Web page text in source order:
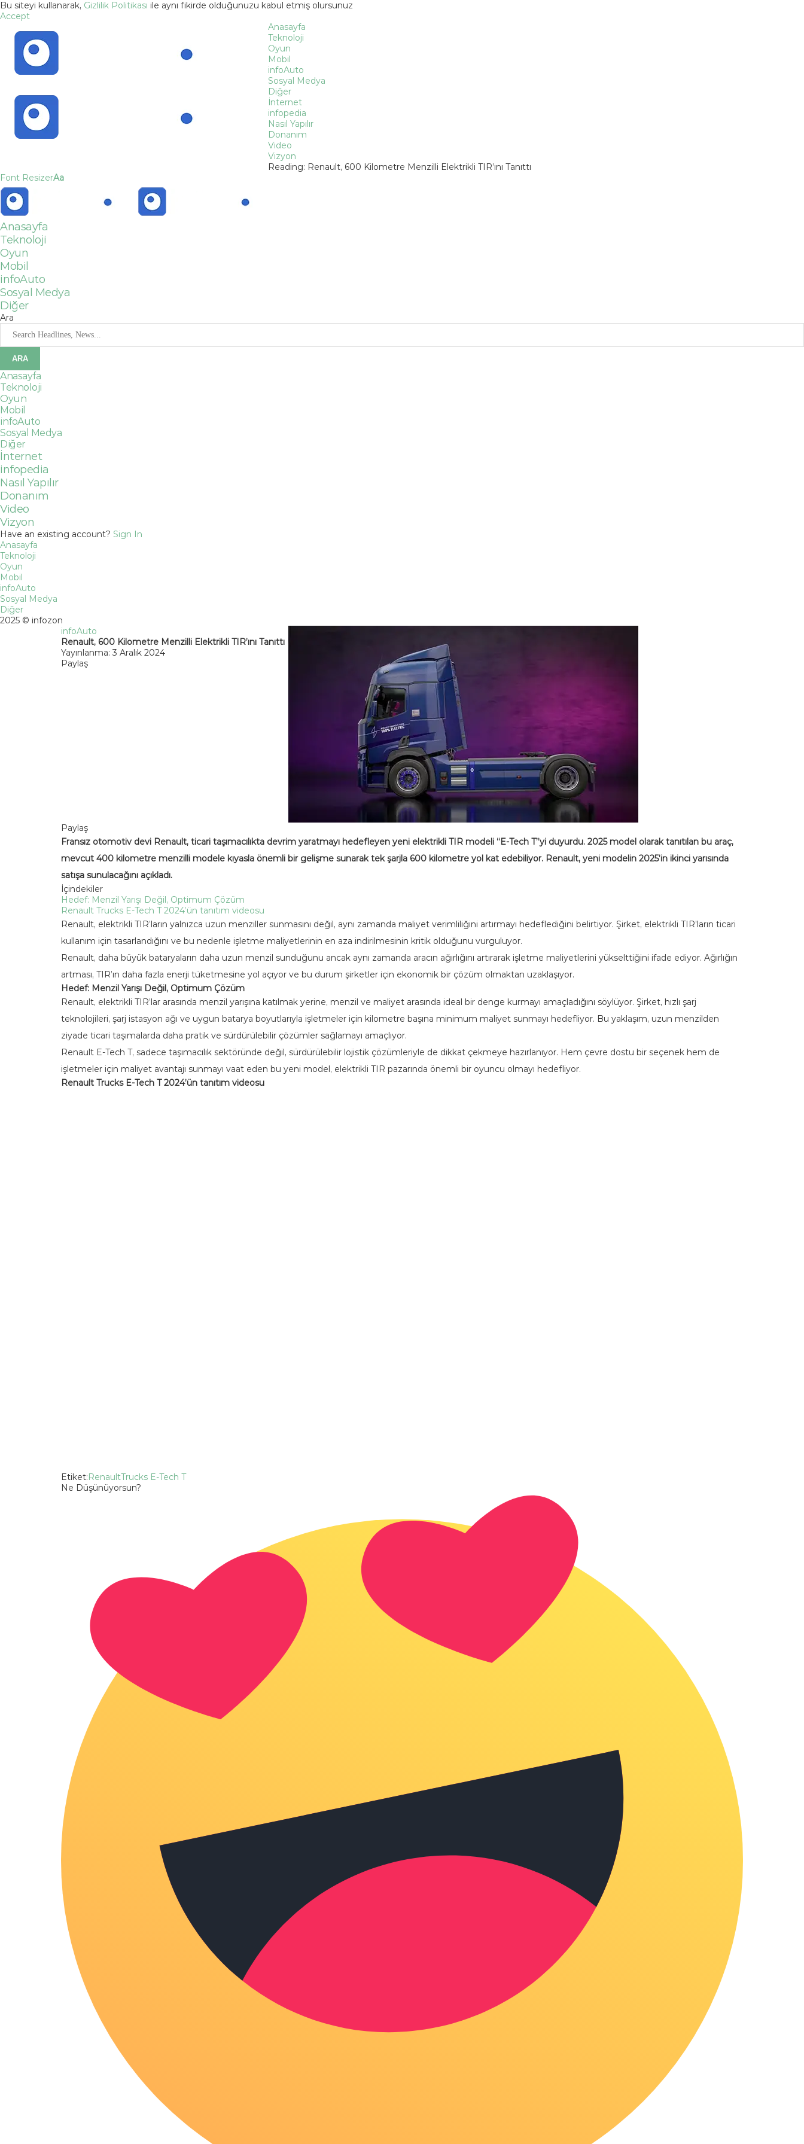
Bu siteyi kullanarak, Gizlilik Politikası ile aynı fikirde olduğunuzu kabul etmiş olursunuz
Accept
Anasayfa
Teknoloji
Oyun
Mobil
infoAuto
Sosyal Medya
Diğer
İnternet
infopedia
Nasıl Yapılır
Donanım
Video
Vizyon
Reading: Renault, 600 Kilometre Menzilli Elektrikli TIR’ını Tanıttı
Font ResizerAa
Anasayfa
Teknoloji
Oyun
Mobil
infoAuto
Sosyal Medya
Diğer
Ara
Anasayfa
Teknoloji
Oyun
Mobil
infoAuto
Sosyal Medya
Diğer
İnternet
infopedia
Nasıl Yapılır
Donanım
Video
Vizyon
Have an existing account? Sign In
Anasayfa
Teknoloji
Oyun
Mobil
infoAuto
Sosyal Medya
Diğer
2025 © infozon
infoAuto
Renault, 600 Kilometre Menzilli Elektrikli TIR’ını Tanıttı
Yayınlanma: 3 Aralık 2024
Paylaş
Paylaş
Fransız otomotiv devi Renault, ticari taşımacılıkta devrim yaratmayı hedefleyen yeni elektrikli TIR modeli “E-Tech T”yi duyurdu. 2025 model olarak tanıtılan bu araç,
mevcut 400 kilometre menzilli modele kıyasla önemli bir gelişme sunarak tek şarjla 600 kilometre yol kat edebiliyor. Renault, yeni modelin 2025’in ikinci yarısında
satışa sunulacağını açıkladı.
İçindekiler
Hedef: Menzil Yarışı Değil, Optimum Çözüm
Renault Trucks E-Tech T 2024’ün tanıtım videosu
Renault, elektrikli TIR’ların yalnızca uzun menziller sunmasını değil, aynı zamanda maliyet verimliliğini artırmayı hedeflediğini belirtiyor. Şirket, elektrikli TIR’ların ticari
kullanım için tasarlandığını ve bu nedenle işletme maliyetlerinin en aza indirilmesinin kritik olduğunu vurguluyor.
Renault, daha büyük bataryaların daha uzun menzil sunduğunu ancak aynı zamanda aracın ağırlığını artırarak işletme maliyetlerini yükselttiğini ifade ediyor. Ağırlığın
artması, TIR’ın daha fazla enerji tüketmesine yol açıyor ve bu durum şirketler için ekonomik bir çözüm olmaktan uzaklaşıyor.
Hedef: Menzil Yarışı Değil, Optimum Çözüm
Renault, elektrikli TIR’lar arasında menzil yarışına katılmak yerine, menzil ve maliyet arasında ideal bir denge kurmayı amaçladığını söylüyor. Şirket, hızlı şarj
teknolojileri, şarj istasyon ağı ve uygun batarya boyutlarıyla işletmeler için kilometre başına minimum maliyet sunmayı hedefliyor. Bu yaklaşım, uzun menzilden
ziyade ticari taşımalarda daha pratik ve sürdürülebilir çözümler sağlamayı amaçlıyor.
Renault E-Tech T, sadece taşımacılık sektöründe değil, sürdürülebilir lojistik çözümleriyle de dikkat çekmeye hazırlanıyor. Hem çevre dostu bir seçenek hem de
işletmeler için maliyet avantajı sunmayı vaat eden bu yeni model, elektrikli TIR pazarında önemli bir oyuncu olmayı hedefliyor.
Renault Trucks E-Tech T 2024’ün tanıtım videosu
Etiket:RenaultTrucks E-Tech T
Ne Düşünüyorsun?